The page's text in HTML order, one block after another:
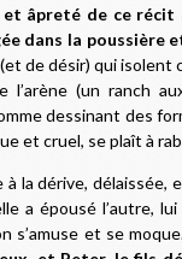
et âpreté de ce
dans la poussière
de désir) qui isolent
(un ranch
dessinant des
et cruel, se plaît à
la dérive,
a épousé l’autre,
s’amuse et se